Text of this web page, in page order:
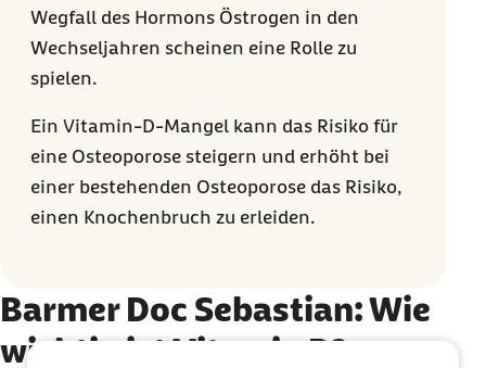
Wegfall des Hormons Östrogen in den
Wechseljahren scheinen eine Rolle zu
spielen.
Ein Vitamin-D-Mangel kann das Risiko für
eine Osteoporose steigern und erhöht bei
einer bestehenden Osteoporose das Risiko,
einen Knochenbruch zu erleiden.
Barmer Doc Sebastian: Wie
wichtig ist Vitamin D?